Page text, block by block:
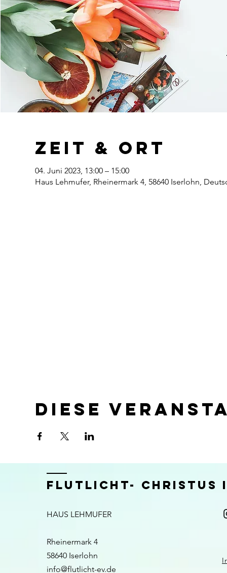
Zeit & Ort
04. Juni 2023, 13:00 – 15:00
Haus Lehmufer, Rheinermark 4, 58640 Iserlohn,
Diese
FLUTLICHT- CHRISTUS
HAUS LEHMUFER
Rheinermark 4
58640 Iserlohn​​
info@flutlicht-ev.de